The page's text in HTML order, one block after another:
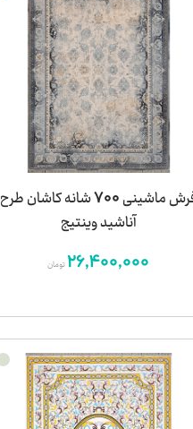
فرش ماشینی 700 شانه کاشان طرح
آناشید وینتیج
26,400,000تومان